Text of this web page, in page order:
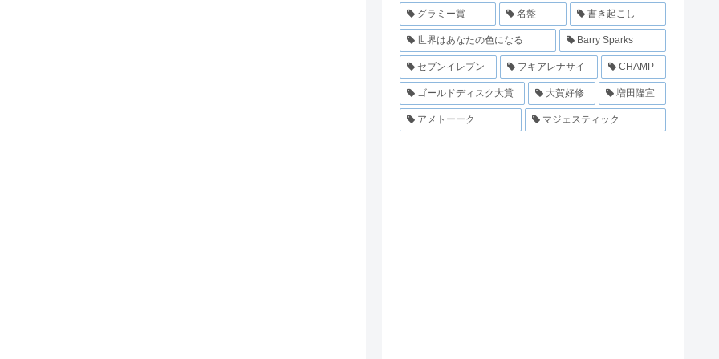
グラミー賞 名盤 書き起こし
世界はあなたの色になる Barry Sparks
セブンイレブン フキアレナサイ CHAMP
ゴールドディスク大賞 大賀好修 増田隆宣
アメトーーク マジェスティック